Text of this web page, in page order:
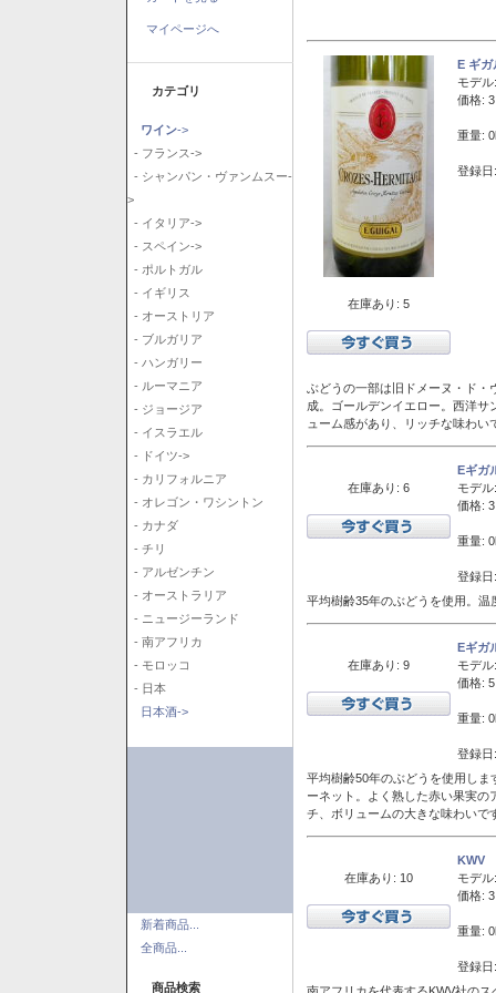
マイページへ
カテゴリ
ワイン->
- フランス->
- シャンパン・ヴァンムスー-
>
- イタリア->
- スペイン->
- ポルトガル
- イギリス
- オーストリア
- ブルガリア
- ハンガリー
- ルーマニア
- ジョージア
- イスラエル
- ドイツ->
- カリフォルニア
- オレゴン・ワシントン
- カナダ
- チリ
- アルゼンチン
- オーストラリア
- ニュージーランド
- 南アフリカ
- モロッコ
- 日本
日本酒->
新着商品...
全商品...
商品検索
在庫あり: 5
E ギ
モデル:
価格:
重量:
登録
ぶどうの一部は旧ドメーヌ・ド・
成。ゴールデンイエロー。西洋
ューム感があり、リッチな味わい
在庫あり: 6
Eギガ
モデル:
価格:
重量:
登録
平均樹齢35年のぶどうを使用。
在庫あり: 9
Eギガ
モデル:
価格:
重量:
登録
平均樹齢50年のぶどうを使用し
ーネット。よく熟した赤い果実
チ、ボリュームの大きな味わいで
在庫あり: 10
KWV
モデル:
価格:
重量:
登録